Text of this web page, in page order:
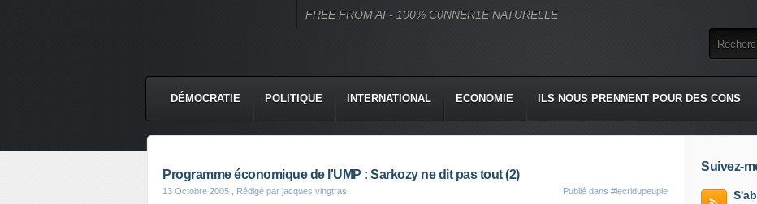
FREE FROM AI - 100% C0NNER1E NATURELLE
DÉMOCRATIE POLITIQUE INTERNATIONAL ECONOMIE ILS NOUS PRENNENT POUR DES CONS
Programme économique de l'UMP : Sarkozy ne dit pas tout (2)
13 Octobre 2005 , Rédigé par jacques vingtras Publié dans #lecridupeuple
Suivez-